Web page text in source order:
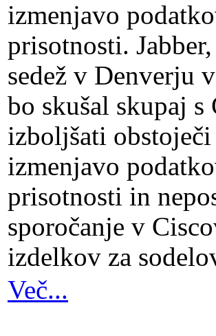
izmenjavo
prisotnosti.
sedež v Denverju
bo skušal skupaj s
izboljšati
izmenjavo
prisotnosti in
sporočanje v
izdelkov za
Več...